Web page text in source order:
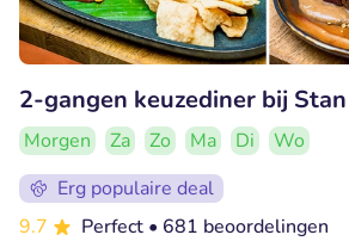
2-gangen keuzediner bij
Morgen Za Zo Ma Di
Wo
Erg populaire deal
9.7
Perfect • 681 beoordelingen